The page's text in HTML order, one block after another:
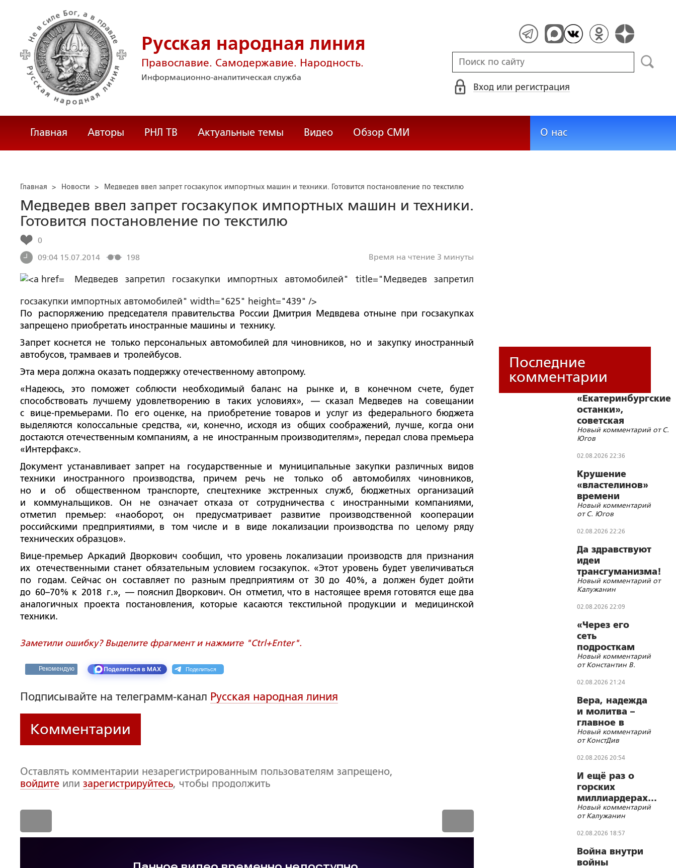
Русская народная линия
Православие. Самодержавие. Народность.
Информационно-аналитическая служба
Вход или регистрация
Главная Авторы РНЛ ТВ Актуальные темы Видео Обзор СМИ О нас
Главная > Новости > Медведев ввел запрет госзакупок импортных машин и техники. Готовится постановление по текстилю
Медведев ввел запрет госзакупок импортных машин и техники.
Готовится постановление по текстилю
0
09:04 15.07.2014
198 Время на чтение 3 минуты
Медведев запретил госзакупки импортных автомобилей" title="Медведев запретил
госзакупки импортных автомобилей" width="625" height="439" />
По
распоряжению председателя правительства России Дмитрия Медвдева отныне при госзакупках
запрещено приобретать иностранные машины и технику.
Запрет коснется не только персональных автомобилей для чиновников, но и закупку иностранный
автобусов, трамваев и тролейбусов.
Эта мера должна оказать поддержку отечественному автопрому.
« Надеюсь, это поможет соблюсти необходимый баланс на рынке и, в
конечном счете, будет
способствовать лучшему удовлетворению в
таких условиях», — сказал Медведев на
совещании
с
вице-премьерами. По его оценке, на приобретение товаров и услуг из федерального бюджета
выделяются колоссальные средства, «и, конечно, исходя из
общих соображений, лучше, когда они
достаются отечественным компаниям, а не иностранным производителям», передал слова премьера
« Интерфакс».
Документ устанавливает запрет на
государственные и
муниципальные закупки различных видов
техники иностранного производства, причем речь не
только об
автомобилях чиновников,
но
и об
общественном транспорте, спецтехнике экстренных служб, бюджетных организаций
и
коммунальщиков. Он не означает отказа от сотрудничества с
иностранными компаниями,
отметил премьер: «наоборот, он
предусматривает развитие производственной кооперации
российскими предприятиями, в
том числе и в виде локализации производства по
целому ряду
технических образцов».
Вице-премьер Аркадий Дворкович сообщил, что уровень локализации производств для признания
их
отечественными станет обязательным условием госзакупок. «Этот уровень будет увеличиваться
по
годам. Сейчас он составляет по разным предприятиям от 30 до 40%, а
должен будет дойти
до 60–70% к 2018 г.», — пояснил Дворкович. Он отметил, что в настоящее время готовятся еще два
аналогичных проекта постановления, которые касаются текстильной продукции и
медицинской
техники.
Заметили ошибку? Выделите фрагмент и нажмите "Ctrl+Enter".
Рекомендую Поделиться в MAX Поделиться
Подписывайте на телеграмм-канал Русская народная линия
Комментарии
Оставлять комментарии незарегистрированным пользователям запрещено,
войдите или зарегистрируйтесь, чтобы продолжить
Последние
комментарии
«Екатеринбургские
останки»,
советская
символика и
цифровизации
Новый комментарий от С.
Югов
02.08.2026 22:36
Крушение
«властелинов»
времени
Новый комментарий
от С. Югов
02.08.2026 22:26
Да здравствуют
идеи
трансгуманизма!
Новый комментарий от
Калужанин
02.08.2026 22:09
«Через его
сеть
подросткам
ломается
жизнь»
Новый комментарий
от Константин В.
02.08.2026 21:24
Вера, надежда
и молитва –
главное в
лечении
любых
инфекционных
Новый комментарий
от КонстДив
02.08.2026 20:54
И ещё раз о
горских
миллиардерах…
Новый комментарий
от Калужанин
02.08.2026 18:57
Война внутри
войны